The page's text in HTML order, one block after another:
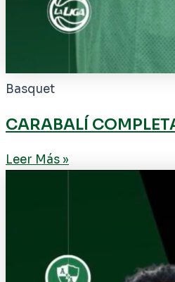
Basquet
CARABALÍ
Leer Más »